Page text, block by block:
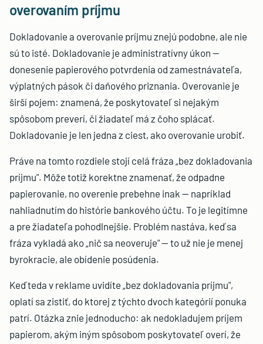
overovaním príjmu
Dokladovanie a overovanie príjmu znejú podobne, ale nie
sú to isté. Dokladovanie je administratívny úkon —
donesenie papierového potvrdenia od zamestnávateľa,
výplatných pások či daňového priznania. Overovanie je
širší pojem: znamená, že poskytovateľ si nejakým
spôsobom preverí, či žiadateľ má z čoho splácať.
Dokladovanie je len jedna z ciest, ako overovanie urobiť.
Práve na tomto rozdiele stojí celá fráza „bez dokladovania
príjmu". Môže totiž korektne znamenať, že odpadne
papierovanie, no overenie prebehne inak — napríklad
nahliadnutím do histórie bankového účtu. To je legitímne
a pre žiadateľa pohodlnejšie. Problém nastáva, keď sa
fráza vykladá ako „nič sa neoveruje" — to už nie je menej
byrokracie, ale obídenie posúdenia.
Keď teda v reklame uvidíte „bez dokladovania príjmu",
oplatí sa zistiť, do ktorej z týchto dvoch kategórií ponuka
patrí. Otázka znie jednoducho: ak nedokladujem príjem
papierom, akým iným spôsobom poskytovateľ overí, že